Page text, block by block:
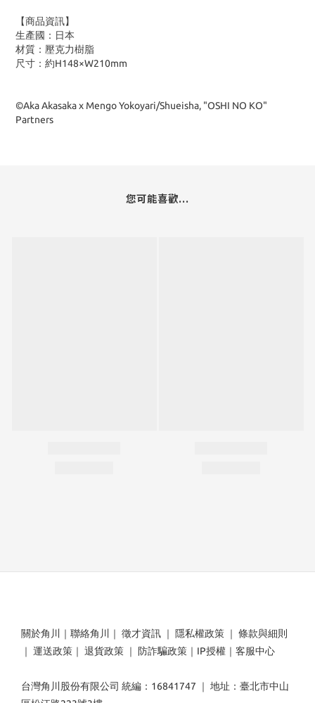
【商品資訊】
生產國：日本
材質：壓克力樹脂
尺寸：約H148×W210mm
©Aka Akasaka x Mengo Yokoyari/Shueisha, "OSHI NO KO"
Partners
您可能喜歡...
關於角川 ｜ 聯絡角川 ｜ 徵才資訊 ｜ 隱私權政策 ｜ 條款與細則
｜ 運送政策 ｜ 退貨政策 ｜ 防詐騙政策 ｜ IP授權 ｜ 客服中心
台灣角川股份有限公司 統編：16841747 ｜ 地址：臺北市中山